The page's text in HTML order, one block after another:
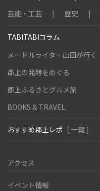
芸能・工芸
歴史
TABITABIコラム
ヌードルライター山田が行く
郡上の発酵をめぐる
郡上ふるさとグルメ旅
BOOKS & TRAVEL
おすすめ郡上レポ [ 一覧 ]
アクセス
イベント情報